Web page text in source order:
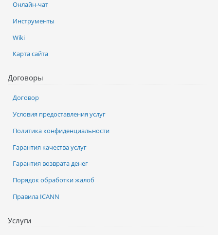
Услуги
Онлайн-чат
Инструменты
Wiki
Карта сайта
Договоры
Договор
Условия предоставления услуг
Политика конфиденциальности
Гарантия качества услуг
Гарантия возврата денег
Порядок обработки жалоб
Правила ICANN